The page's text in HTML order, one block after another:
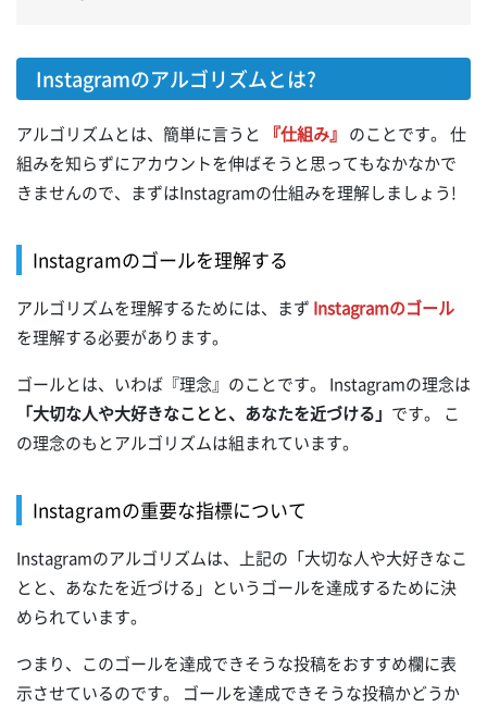
Instagramのアルゴリズムとは?
アルゴリズムとは、簡単に言うと 『仕組み』 のことです。 仕
組みを知らずにアカウントを伸ばそうと思ってもなかなかで
きませんので、まずはInstagramの仕組みを理解しましょう!
Instagramのゴールを理解する
アルゴリズムを理解するためには、まず Instagramのゴール
を理解する必要があります。
ゴールとは、いわば『理念』のことです。 Instagramの理念は
「大切な人や大好きなことと、あなたを近づける」 です。 こ
の理念のもとアルゴリズムは組まれています。
Instagramの重要な指標について
Instagramのアルゴリズムは、上記の「大切な人や大好きなこ
とと、あなたを近づける」というゴールを達成するために決
められています。
つまり、このゴールを達成できそうな投稿をおすすめ欄に表
示させているのです。 ゴールを達成できそうな投稿かどうか